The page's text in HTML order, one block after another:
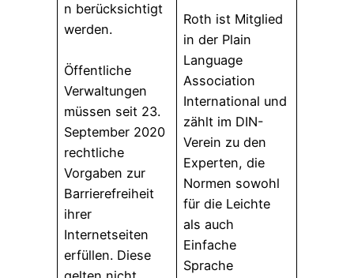
n berücksichtigt
werden.
Öffentliche
Verwaltungen
müssen seit 23.
September 2020
rechtliche
Vorgaben zur
Barrierefreiheit
ihrer
Internetseiten
erfüllen. Diese
Roth ist Mitglied
in der Plain
Language
Association
International und
zählt im DIN-
Verein zu den
Experten, die
Normen sowohl
für die Leichte
als auch
Einfache
Sprache